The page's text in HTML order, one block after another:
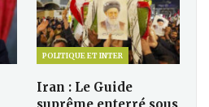
POLITIQUE ET INTER
Iran : Le Guide